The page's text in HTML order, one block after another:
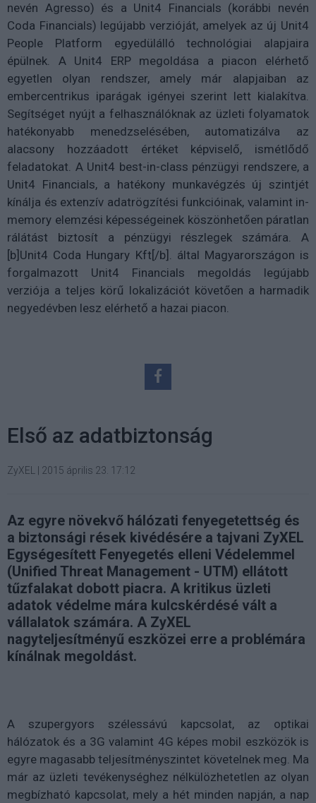
nevén Agresso) és a Unit4 Financials (korábbi nevén
Coda Financials) legújabb verzióját, amelyek az új Unit4
People Platform egyedülálló technológiai alapjaira
épülnek. A Unit4 ERP megoldása a piacon elérhető
egyetlen olyan rendszer, amely már alapjaiban az
embercentrikus iparágak igényei szerint lett kialakítva.
Segítséget nyújt a felhasználóknak az üzleti folyamatok
hatékonyabb menedzselésében, automatizálva az
alacsony hozzáadott értéket képviselő, ismétlődő
feladatokat. A Unit4 best-in-class pénzügyi rendszere, a
Unit4 Financials, a hatékony munkavégzés új szintjét
kínálja és extenzív adatrögzítési funkcióinak, valamint in-
memory elemzési képességeinek köszönhetően páratlan
rálátást biztosít a pénzügyi részlegek számára. A
[b]Unit4 Coda Hungary Kft[/b]. által Magyarországon is
forgalmazott Unit4 Financials megoldás legújabb
verziója a teljes körű lokalizációt követően a harmadik
negyedévben lesz elérhető a hazai piacon.
Első az adatbiztonság
ZyXEL 2015 április 23. 17:12
Az egyre növekvő hálózati fenyegetettség és
a biztonsági rések kivédésére a tajvani ZyXEL
Egységesített Fenyegetés elleni Védelemmel
(Unified Threat Management - UTM) ellátott
tűzfalakat dobott piacra. A kritikus üzleti
adatok védelme mára kulcskérdésé vált a
vállalatok számára. A ZyXEL
nagyteljesítményű eszközei erre a problémára
kínálnak megoldást.
A szupergyors szélessávú kapcsolat, az optikai
hálózatok és a 3G valamint 4G képes mobil eszközök is
egyre magasabb teljesítményszintet követelnek meg. Ma
már az üzleti tevékenységhez nélkülözhetetlen az olyan
megbízható kapcsolat, mely a hét minden napján, a nap